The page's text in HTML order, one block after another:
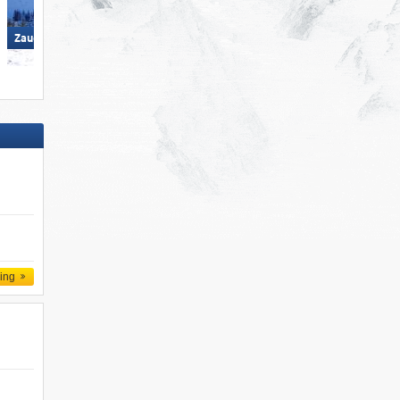
Zauchensee/​Flachauwinkl Zauchensee/​Flachauwinkl